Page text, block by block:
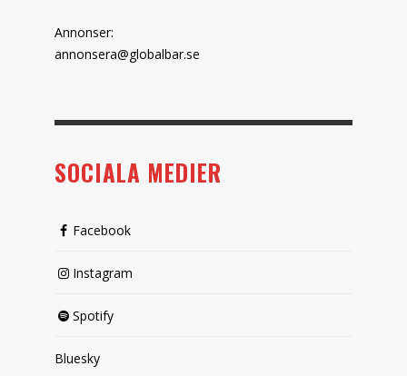
Annonser:
annonsera@globalbar.se
SOCIALA MEDIER
Facebook
Instagram
Spotify
Bluesky